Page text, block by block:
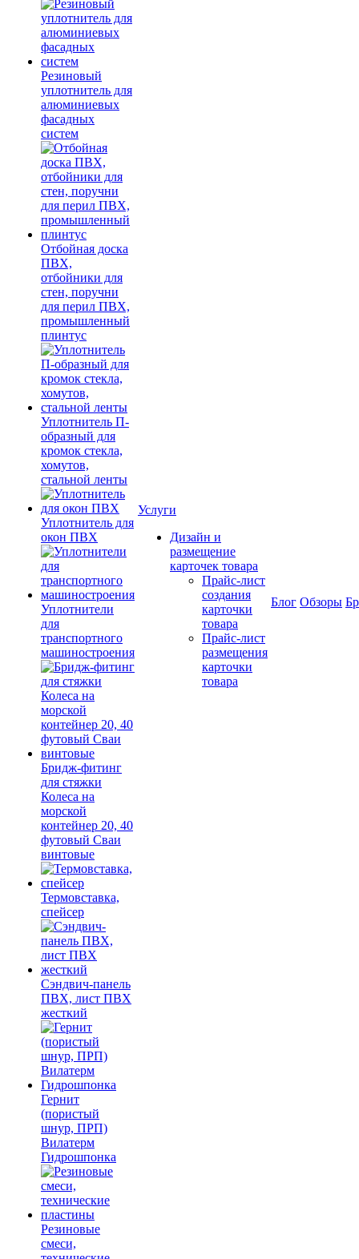
Резиновый
уплотнитель для
алюминиевых
фасадных
систем
Отбойная доска
ПВХ,
отбойники для
стен, поручни
для перил ПВХ,
промышленный
плинтус
Уплотнитель П-
образный для
кромок стекла,
хомутов,
стальной ленты
Уплотнитель для
окон ПВХ
Уплотнители
для
транспортного
машиностроения
Бридж-фитинг
для стяжки
Колеса на
морской
контейнер 20, 40
футовый Сваи
винтовые
Термовставка,
спейсер
Сэндвич-панель
ПВХ, лист ПВХ
жесткий
Гернит
(пористый
шнур, ПРП)
Вилатерм
Гидрошпонка
Резиновые
смеси,
Услуги
Дизайн и
размещение
карточек товара
Прайс-лист
создания
карточки
товара
Прайс-лист
размещения
карточки
товара
Блог Обзоры